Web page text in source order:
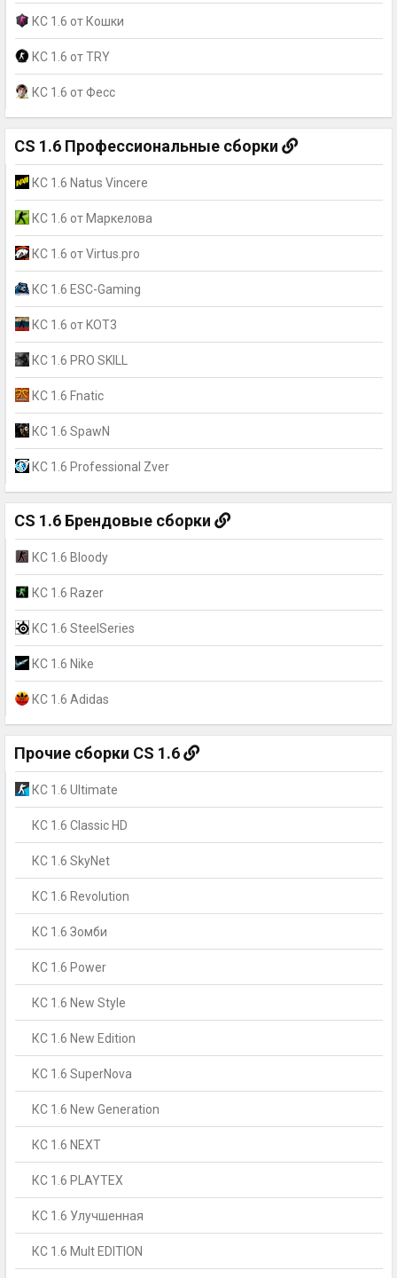
КС 1.6 от Кошки
КС 1.6 от TRY
КС 1.6 от Фесс
CS 1.6 Профессиональные сборки
КС 1.6 Natus Vincere
КС 1.6 от Маркелова
КС 1.6 от Virtus.pro
КС 1.6 ESC-Gaming
КС 1.6 от KOT3
КС 1.6 PRO SKILL
КС 1.6 Fnatic
КС 1.6 SpawN
КС 1.6 Professional Zver
CS 1.6 Брендовые сборки
КС 1.6 Bloody
КС 1.6 Razer
КС 1.6 SteelSeries
КС 1.6 Nike
КС 1.6 Adidas
Прочие сборки CS 1.6
КС 1.6 Ultimate
КС 1.6 Classic HD
КС 1.6 SkyNet
КС 1.6 Revolution
КС 1.6 Зомби
КС 1.6 Power
КС 1.6 New Style
КС 1.6 New Edition
КС 1.6 SuperNova
КС 1.6 New Generation
КС 1.6 NEXT
КС 1.6 PLAYTEX
КС 1.6 Улучшенная
КС 1.6 Mult EDITION